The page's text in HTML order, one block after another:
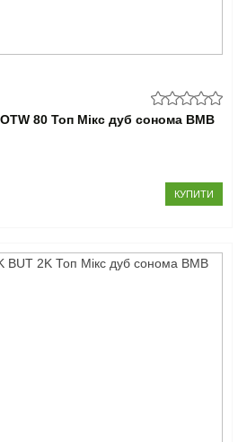
80 Топ Мікс дуб сонома ВМВ
КУПИТИ